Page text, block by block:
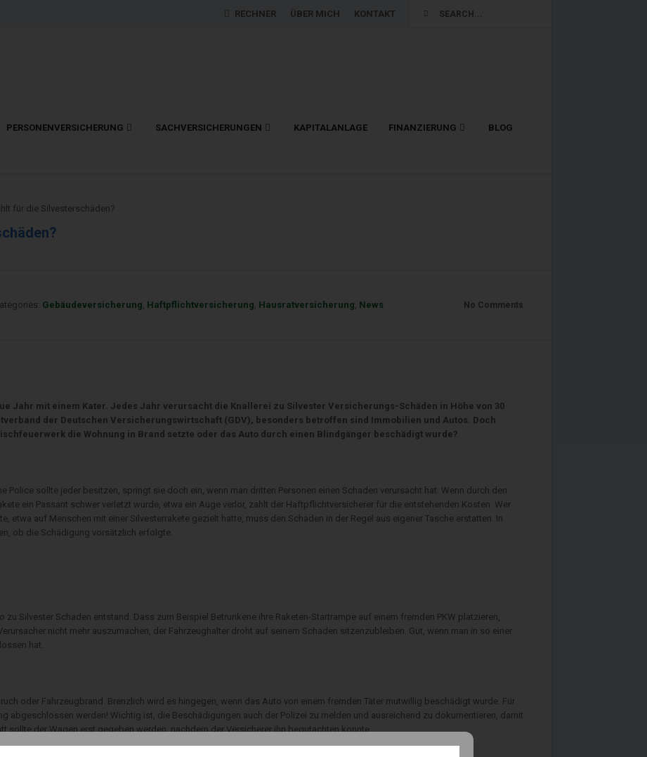
RECHNER ÜBER MICH KONTAKT
PERSONENVERSICHERUNG SACHVERSICHERUNGEN KAPITALANLAGE FINANZIERUNG BLOG
für die Silvesterschäden?
Gebäudeversicherung, Haftpflichtversicherung, Hausratversicherung, News No Comments
Jahr mit einem Kater. Jedes Jahr verursacht die Knallerei zu Silvester Versicherungs-Schäden in Höhe von 30
der Deutschen Versicherungswirtschaft (GDV), besonders betroffen sind Immobilien und Autos. Doch
die Wohnung in Brand setzte oder das Auto durch einen Blindgänger beschädigt wurde?
Police sollte jeder besitzen, springt sie doch ein, wenn man dritten Personen einen Schaden verursacht hat. Wenn durch den
ein Passant schwer verletzt wurde, etwa ein Auge verlor, zahlt der Haftpflichtversicherer für die entstehenden Kosten. Wer
etwa auf Menschen mit einer Silvesterrakete gezielt hatte, muss den Schaden in der Regel aus eigener Tasche erstatten. In
ob die Schädigung vorsätzlich erfolgte.
Silvester Schaden entstand. Dass zum Beispiel Betrunkene ihre Raketen-Startrampe auf einem fremden PKW platzieren,
nicht mehr auszumachen, der Fahrzeughalter droht auf seinem Schaden sitzenzubleiben. Gut, wenn man in so einer
hat.
oder Fahrzeugbrand. Brenzlich wird es hingegen, wenn das Auto von einem fremden Täter mutwillig beschädigt wurde. Für
abgeschlossen werden! Wichtig ist, die Beschädigungen auch der Polizei zu melden und ausreichend zu dokumentieren, damit
sollte der Wagen erst gegeben werden, nachdem der Versicherer ihn begutachten konnte.